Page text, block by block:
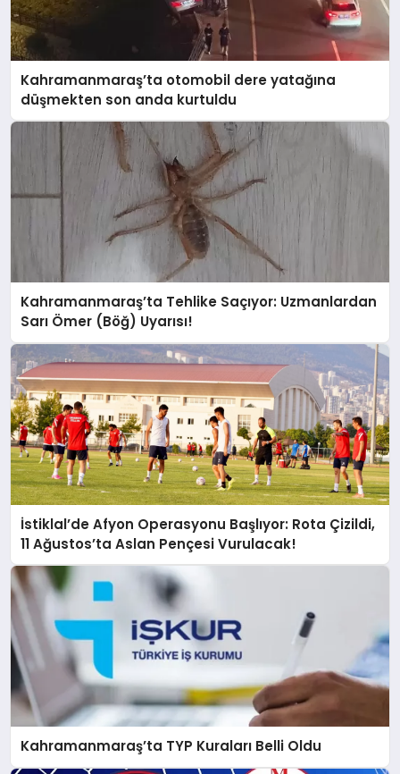
Kahramanmaraş’ta otomobil dere yatağına
düşmekten son anda kurtuldu
Kahramanmaraş’ta Tehlike Saçıyor: Uzmanlardan
Sarı Ömer (Böğ) Uyarısı!
İstiklal’de Afyon Operasyonu Başlıyor: Rota Çizildi,
11 Ağustos’ta Aslan Pençesi Vurulacak!
Kahramanmaraş’ta TYP Kuraları Belli Oldu